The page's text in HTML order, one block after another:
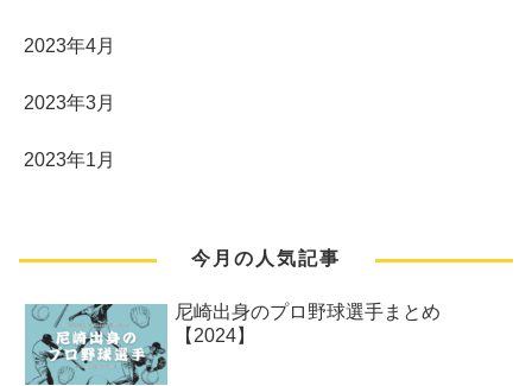
2023年4月
2023年3月
2023年1月
今月の人気記事
尼崎出身のプロ野球選手まとめ
【2024】